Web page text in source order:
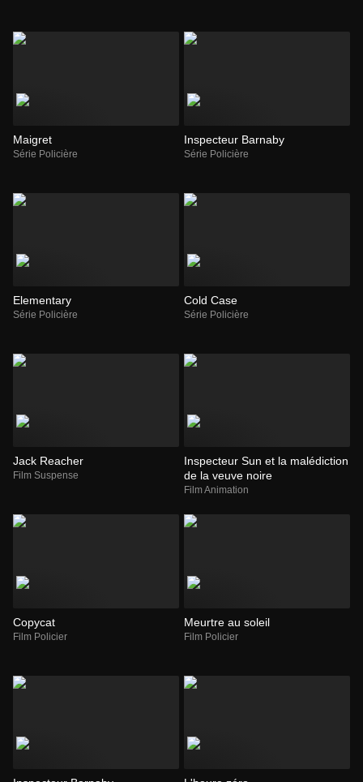
Maigret
Série Policière
Inspecteur Barnaby
Série Policière
Elementary
Série Policière
Cold Case
Série Policière
Jack Reacher
Film Suspense
Inspecteur Sun et la malédiction
de la veuve noire
Film Animation
Copycat
Film Policier
Meurtre au soleil
Film Policier